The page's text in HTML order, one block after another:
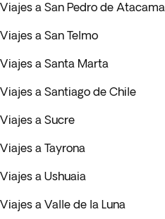
Viajes a San Pedro de Atacama
Viajes a San Telmo
Viajes a Santa Marta
Viajes a Santiago de Chile
Viajes a Sucre
Viajes a Tayrona
Viajes a Ushuaia
Viajes a Valle de la Luna